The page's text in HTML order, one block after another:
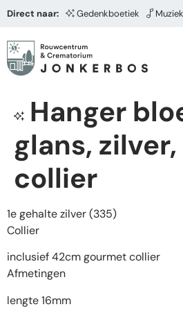
Direct naar: Gedenkboetiek
Hanger
glans,
collier
1e gehalte zilver (335)
Collier
inclusief 42cm gourmet collier
Afmetingen
lengte 16mm